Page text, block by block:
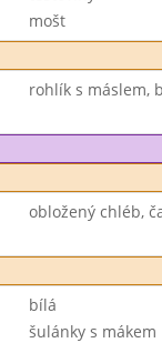
mošt
rohlík s máslem,
obložený chléb,
bílá
šulánky s mákem